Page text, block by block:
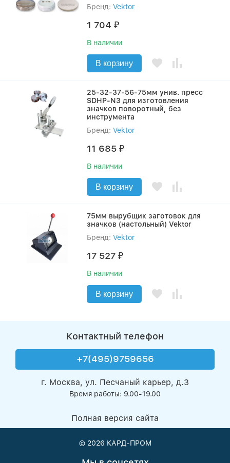
Бренд: Vektor
1 704₽
В наличии
В корзину
25-32-37-56-75мм унив. пресс
SDHP-N3 для изготовления
значков поворотный, без
инструмента
Бренд: Vektor
11 685₽
В наличии
В корзину
75мм вырубщик заготовок для
значков (настольный) Vektor
Бренд: Vektor
17 527₽
В наличии
В корзину
Контактный телефон
+7(495)9759656
г. Москва, ул. Песчаный карьер, д.3
Время работы: 9.00-19.00
Полная версия сайта
© 2026 КАРД-ПРОМ